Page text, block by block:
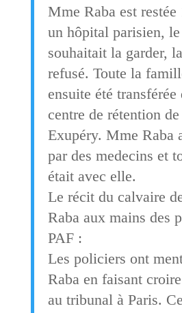
Mme Raba est restée
un hôpital parisien,
souhaitait la garder,
refusé. Toute la
ensuite été transférée
centre de rétention
Exupéry. Mme Raba
par des medecins et
était avec elle.
Le récit du calvaire
Raba aux mains des
PAF :
Les policiers ont
Raba en faisant
au tribunal à Paris.